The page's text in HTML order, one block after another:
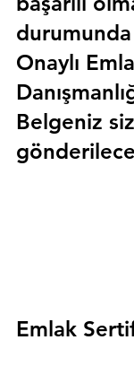
durumunda
Onaylı
Belgeniz
Emlak